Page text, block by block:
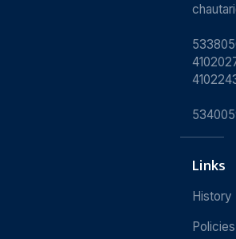
Links
History
Policies